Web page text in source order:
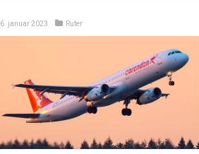
6. januar 2023 Ruter